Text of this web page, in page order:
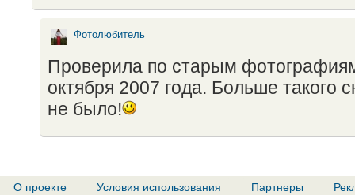
Фотолюбитель
Проверила по старым
октября 2007 года. Больше такого
не было!
О проекте Условия использования Партнеры